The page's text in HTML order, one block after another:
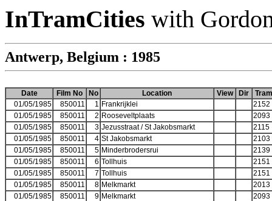
InTramCities with
Antwerp, Belgium : 1985
Date Film No No Location View Dir
Tram
01/05/1985
850011 1 Frankrijklei
2152
01/05/1985
850011 2 Rooseveltplaats
2093
01/05/1985
850011 3 Jezusstraat / St Jakobsmarkt
2115
01/05/1985
850011 4 St Jakobsmarkt
2103
01/05/1985
850011 5 Minderbrodersrui
2139
01/05/1985
850011 6 Tollhuis
2151
01/05/1985
850011 7 Tollhuis
2151
01/05/1985
850011 8 Melkmarkt
2013
01/05/1985
850011 9 Melkmarkt
2093